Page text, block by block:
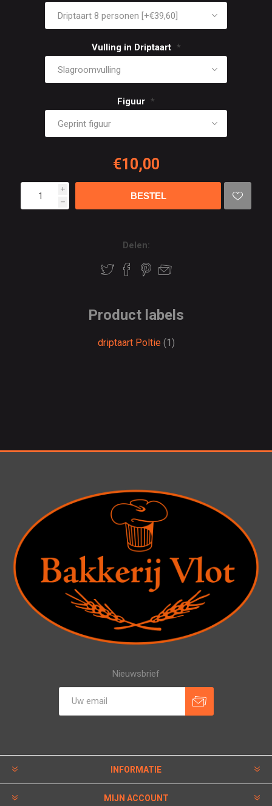
Vulling in Driptaart *
Figuur *
€10,00
i
h
Delen:
Product labels
driptaart Poltie (1)
Nieuwsbrief
INFORMATIE
MIJN ACCOUNT